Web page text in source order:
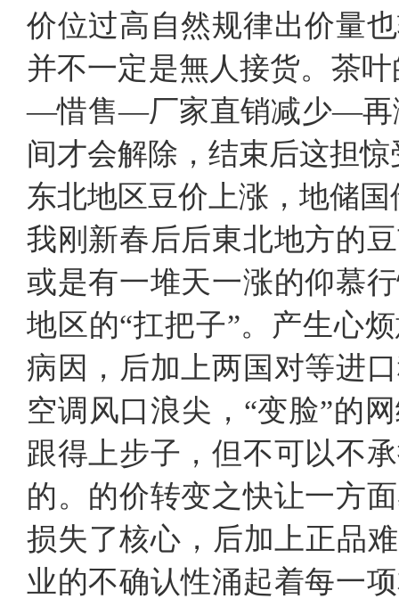
价位过高自然规律出价量
并不一定是無人接货。茶
—惜售—厂家直销减少—再
间才会解除，结束后这担
东北地区豆价上涨，地储
我刚新春后后東北地方的
或是有一堆天一涨的仰慕
地区的“扛把子”。产生心
病因，后加上两国对等进
空调风口浪尖，“变脸”的
跟得上步子，但不可以不
的。的价转变之快让一方
损失了核心，后加上正品
业的不确认性涌起着每一